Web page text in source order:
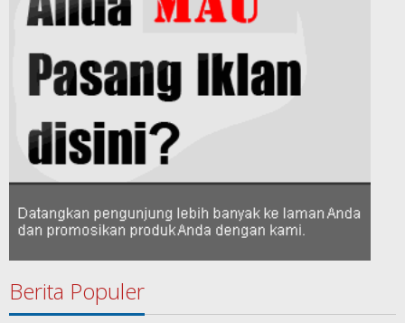
Berita Populer